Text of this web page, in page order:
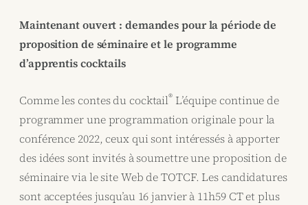
Maintenant ouvert : demandes pour la période de
proposition de séminaire et le programme
d’apprentis cocktails
Comme les contes du cocktail® L’équipe continue de
programmer une programmation originale pour la
conférence 2022, ceux qui sont intéressés à apporter
des idées sont invités à soumettre une proposition de
séminaire via le site Web de TOTCF. Les candidatures
sont acceptées jusqu’au 16 janvier à 11h59 CT et plus